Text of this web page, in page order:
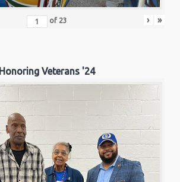
of 23 › »
Honoring Veterans '24